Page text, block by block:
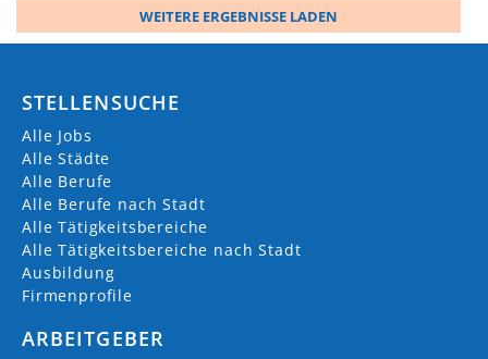
WEITERE ERGEBNISSE LADEN
STELLENSUCHE
Alle Jobs
Alle Städte
Alle Berufe
Alle Berufe nach Stadt
Alle Tätigkeitsbereiche
Alle Tätigkeitsbereiche nach Stadt
Ausbildung
Firmenprofile
ARBEITGEBER